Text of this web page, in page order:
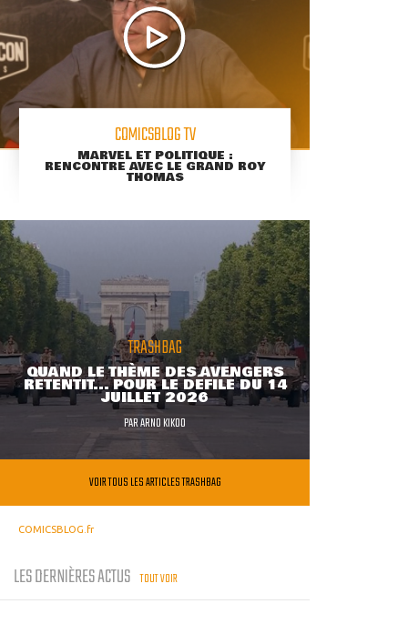
COMICSBLOG TV
MARVEL ET POLITIQUE :
RENCONTRE AVEC LE GRAND ROY
THOMAS
TRASHBAG
QUAND LE THÈME DES AVENGERS
RETENTIT... POUR LE DÉFILÉ DU 14
JUILLET 2026
PARARNO KIKOO
VOIR TOUS LES ARTICLES TRASHBAG
COMICSBLOG.fr
LES DERNIÈRES ACTUS TOUT VOIR